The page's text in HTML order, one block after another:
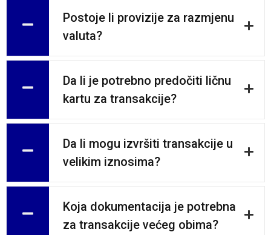
Postoje li provizije za razmjenu
valuta?
Da li je potrebno predočiti ličnu
kartu za transakcije?
Da li mogu izvršiti transakcije u
velikim iznosima?
Koja dokumentacija je potrebna
za transakcije većeg obima?